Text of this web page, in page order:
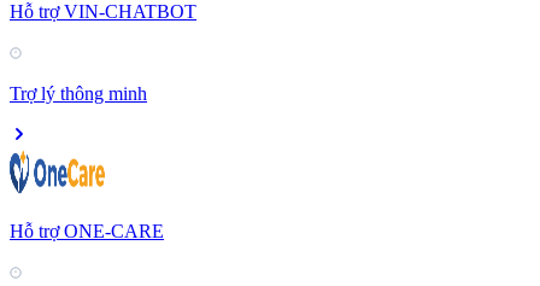
Hỗ trợ VIN-CHATBOT
Trợ lý thông minh
Hỗ trợ ONE-CARE